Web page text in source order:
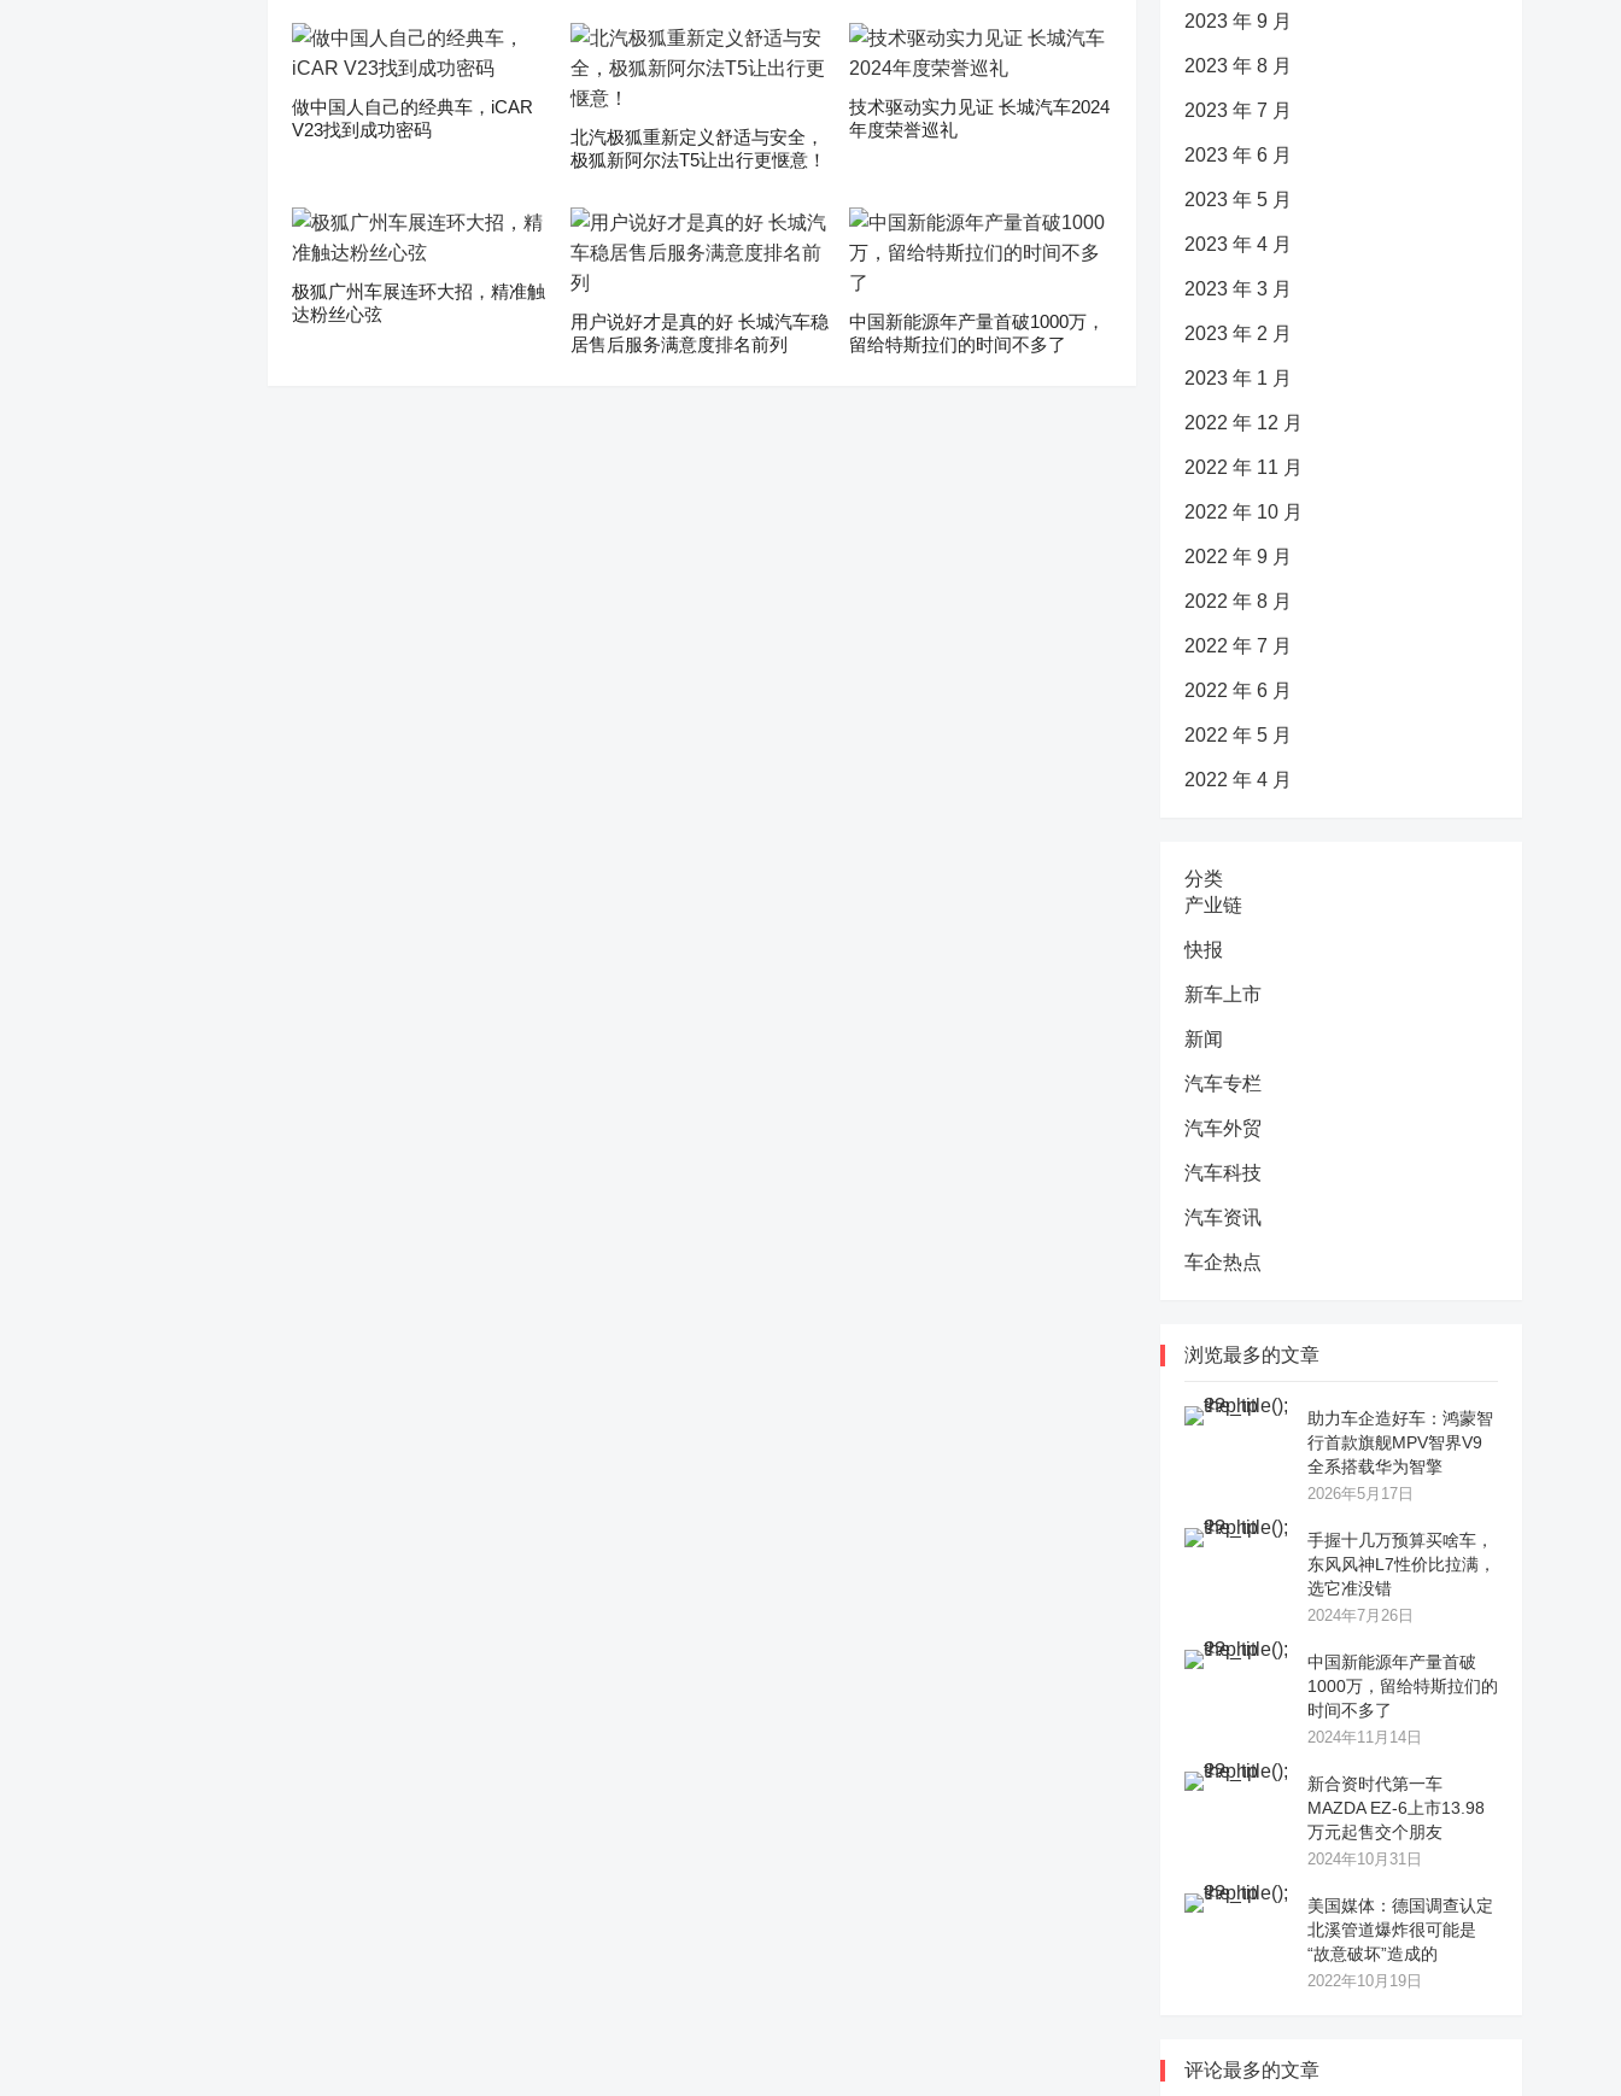
做中国人自己的经典车，iCAR
V23找到成功密码
​北汽极狐重新定义舒适与安全，
极狐新阿尔法T5让出行更惬意！
技术驱动实力见证 长城汽车2024
年度荣誉巡礼
极狐广州车展连环大招，精准触
达粉丝心弦
用户说好才是真的好 长城汽车稳
居售后服务满意度排名前列
中国新能源年产量首破1000万，
留给特斯拉们的时间不多了
2023 年 9 月
2023 年 8 月
2023 年 7 月
2023 年 6 月
2023 年 5 月
2023 年 4 月
2023 年 3 月
2023 年 2 月
2023 年 1 月
2022 年 12 月
2022 年 11 月
2022 年 10 月
2022 年 9 月
2022 年 8 月
2022 年 7 月
2022 年 6 月
2022 年 5 月
2022 年 4 月
分类
产业链
快报
新车上市
新闻
汽车专栏
汽车外贸
汽车科技
汽车资讯
车企热点
浏览最多的文章
助力车企造好车：鸿蒙智
行首款旗舰MPV智界V9
全系搭载华为智擎
2026年5月17日
手握十几万预算买啥车，
东风风神L7性价比拉满，
选它准没错
2024年7月26日
中国新能源年产量首破
1000万，留给特斯拉们的
时间不多了
2024年11月14日
新合资时代第一车
MAZDA EZ-6上市13.98
万元起售交个朋友
2024年10月31日
美国媒体：德国调查认定
北溪管道爆炸很可能是
“故意破坏”造成的
2022年10月19日
评论最多的文章